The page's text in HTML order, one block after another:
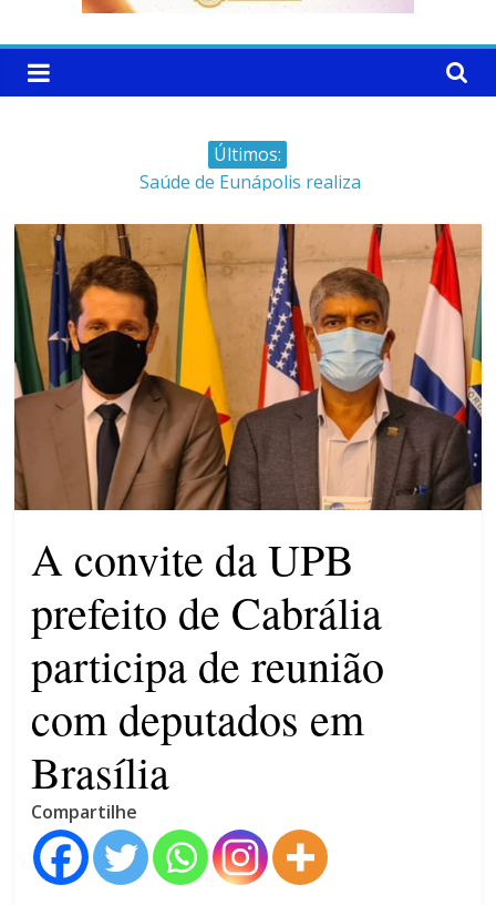
Últimos:
Saúde de Eunápolis realiza
Dourado e Lilás
Máfia das canetas
emagrecedoras na mira da
polícia
Faltam 10 dias para a
campanha começar pra valer
Ministro do STJ perde o cargo
por assédio sexual
Patrimônio de Neto Carletto
aumentou cerca de 5.600% em
4 anos
A convite da UPB
prefeito de Cabrália
participa de reunião
com deputados em
Brasília
Compartilhe